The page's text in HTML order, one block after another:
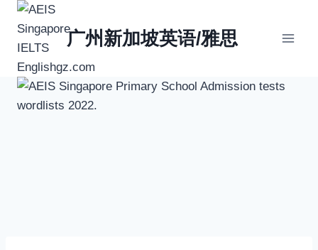
Skip
content
广州新加坡英语/雅思